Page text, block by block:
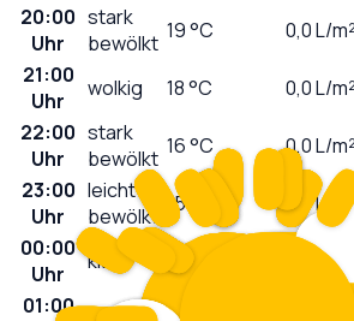
20:00
Uhr
stark
bewölkt 19°C 0,0L/m²
21:00
Uhr
wolkig 18°C 0,0L/m²
22:00
Uhr
stark
bewölkt 16°C 0,0L/m²
23:00
Uhr
leicht
bewölkt
15°C 0,0L/
00:00
Uhr
klar °C L/m²
01:00